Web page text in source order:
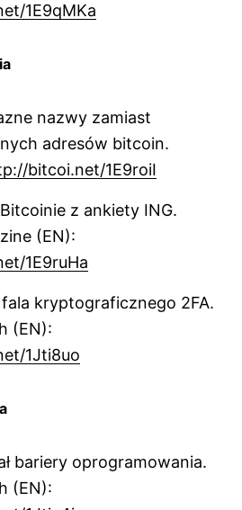
1E9qMKa
nazwy zamiast
adresów bitcoin.
bitcoi.net/1E9roiI
z ankiety ING.
(EN):
1E9ruHa
kryptograficznego 2FA.
(EN):
1Jti8uo
bariery oprogramowania.
(EN):